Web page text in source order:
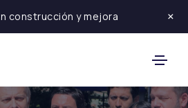
construcción y mejora ×